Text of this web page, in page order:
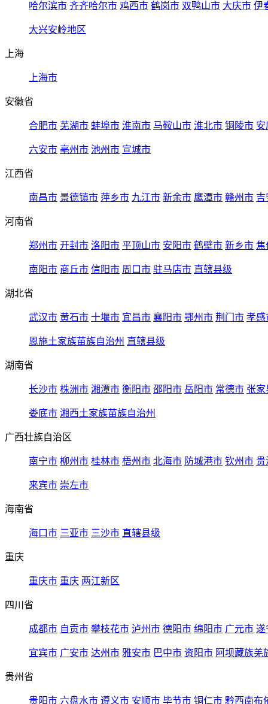
哈尔滨市 齐齐哈尔市 鸡西市 鹤岗市 双鸭山市 大庆市 伊
大兴安岭地区
上海
上海市
安徽省
合肥市 芜湖市 蚌埠市 淮南市 马鞍山市 淮北市 铜陵市 安
六安市 亳州市 池州市 宣城市
江西省
南昌市 景德镇市 萍乡市 九江市 新余市 鹰潭市 赣州市 吉
河南省
郑州市 开封市 洛阳市 平顶山市 安阳市 鹤壁市 新乡市 焦
南阳市 商丘市 信阳市 周口市 驻马店市 直辖县级
湖北省
武汉市 黄石市 十堰市 宜昌市 襄阳市 鄂州市 荆门市 孝感
恩施土家族苗族自治州 直辖县级
湖南省
长沙市 株洲市 湘潭市 衡阳市 邵阳市 岳阳市 常德市 张家
娄底市 湘西土家族苗族自治州
广西壮族自治区
南宁市 柳州市 桂林市 梧州市 北海市 防城港市 钦州市 贵
来宾市 崇左市
海南省
海口市 三亚市 三沙市 直辖县级
重庆
重庆市 重庆 两江新区
四川省
成都市 自贡市 攀枝花市 泸州市 德阳市 绵阳市 广元市 遂
宜宾市 广安市 达州市 雅安市 巴中市 资阳市 阿坝藏族羌
贵州省
贵阳市 六盘水市 遵义市 安顺市 毕节市 铜仁市 黔西南布